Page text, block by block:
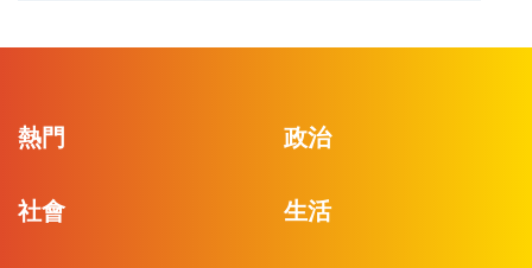
熱門 政治
社會 生活